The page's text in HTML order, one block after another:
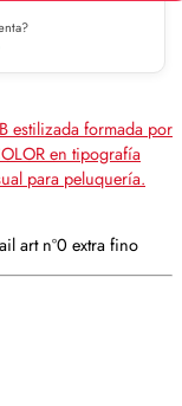
art nº0 extra fino